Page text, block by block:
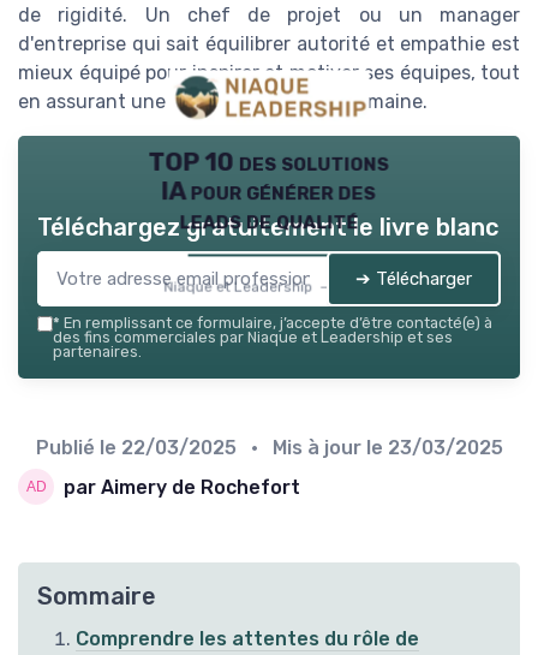
de rigidité. Un chef de projet ou un manager
d'entreprise qui sait équilibrer autorité et empathie est
mieux équipé pour inspirer et motiver ses équipes, tout
en assurant une gestion efficace et humaine.
TOP 10 des solutions
IA pour générer des
leads de qualité
Niaque et Leadership — 2026
Téléchargez gratuitement le livre blanc
➔ Télécharger
* En remplissant ce formulaire, j’accepte d’être contacté(e) à
des fins commerciales par Niaque et Leadership et ses
partenaires.
Publié le 22/03/2025 • Mis à jour le 23/03/2025
par Aimery de Rochefort
Sommaire
Comprendre les attentes du rôle de